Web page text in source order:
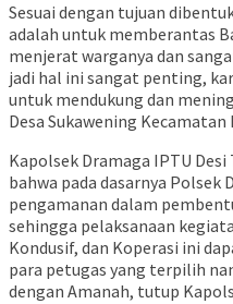
Sesuai dengan tujuan
adalah untuk memberantas
menjerat warganya dan
jadi hal ini sangat penting,
untuk mendukung dan
Desa Sukawening Kecamatan
Kapolsek Dramaga IPTU Desi
bahwa pada dasarnya Polsek
pengamanan dalam
sehingga pelaksanaan
Kondusif, dan Koperasi ini
para petugas yang terpilih
dengan Amanah, tutup